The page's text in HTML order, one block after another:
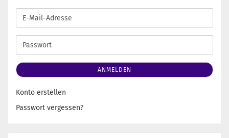
E-
Mail-
Adresse
Passwort
ANMELDEN
Konto erstellen
Passwort vergessen?